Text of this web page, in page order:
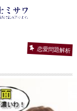
恋愛問題解析